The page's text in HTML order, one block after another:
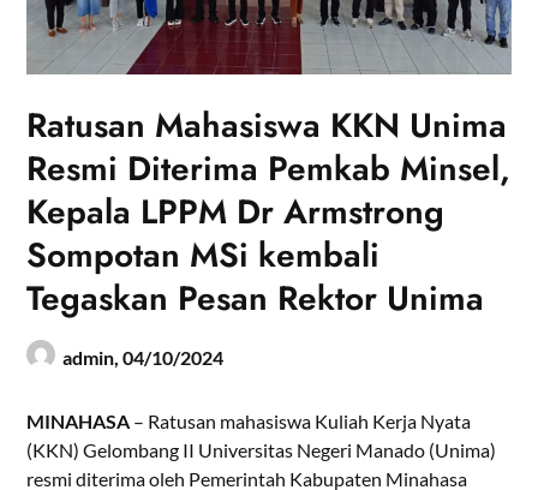
Ratusan Mahasiswa KKN Unima
Resmi Diterima Pemkab Minsel,
Kepala LPPM Dr Armstrong
Sompotan MSi kembali
Tegaskan Pesan Rektor Unima
admin,04/10/2024
MINAHASA – Ratusan mahasiswa Kuliah Kerja Nyata
(KKN) Gelombang II Universitas Negeri Manado (Unima)
resmi diterima oleh Pemerintah Kabupaten Minahasa